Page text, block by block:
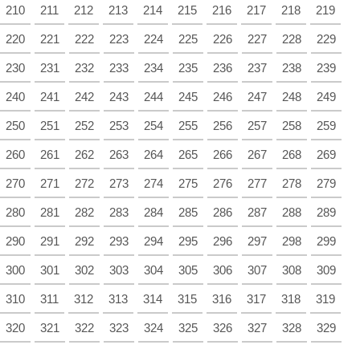
210 211 212 213 214 215 216 217 218 219
220 221 222 223 224 225 226 227 228 229
230 231 232 233 234 235 236 237 238 239
240 241 242 243 244 245 246 247 248 249
250 251 252 253 254 255 256 257 258 259
260 261 262 263 264 265 266 267 268 269
270 271 272 273 274 275 276 277 278 279
280 281 282 283 284 285 286 287 288 289
290 291 292 293 294 295 296 297 298 299
300 301 302 303 304 305 306 307 308 309
310 311 312 313 314 315 316 317 318 319
320 321 322 323 324 325 326 327 328 329